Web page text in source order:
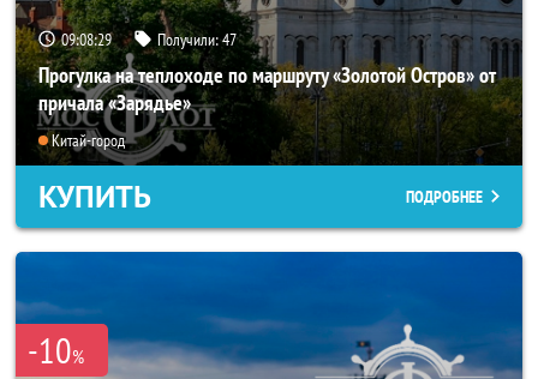
09:08:25 Получили:47
Прогулка на теплоходе по маршруту «Золотой Остров» от
причала «Зарядье»
Китай-город
КУПИТЬ ПОДРОБНЕЕ
-10%